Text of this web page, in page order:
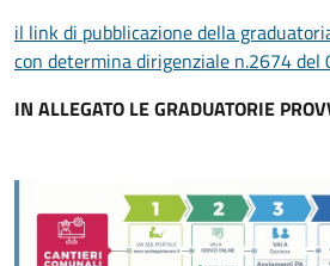
il link di pubblicazione della
con determina dirigenziale n.2674 del
IN ALLEGATO LE GRADUATORIE